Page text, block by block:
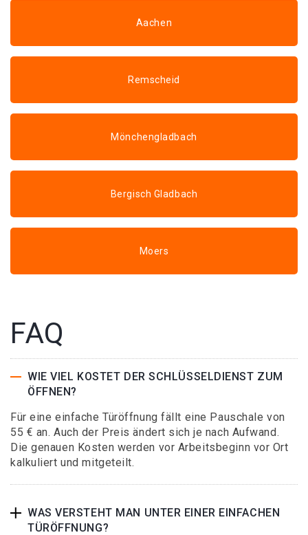
Aachen
Remscheid
Mönchengladbach
Bergisch Gladbach
Moers
FAQ
WIE VIEL KOSTET DER SCHLÜSSELDIENST ZUM
ÖFFNEN?
Für eine einfache Türöffnung fällt eine Pauschale von
55 € an. Auch der Preis ändert sich je nach Aufwand.
Die genauen Kosten werden vor Arbeitsbeginn vor Ort
kalkuliert und mitgeteilt.
WAS VERSTEHT MAN UNTER EINER EINFACHEN
TÜRÖFFNUNG?